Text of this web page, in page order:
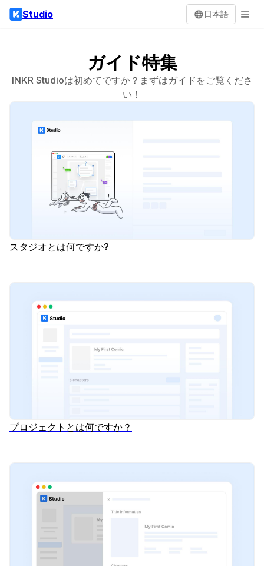
Studio 日本語
ガイド特集
INKR Studioは初めてですか？まずはガイドをご覧くださ
い！
スタジオとは何ですか?
プロジェクトとは何ですか？